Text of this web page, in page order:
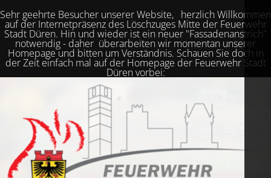
Sehr geehrte Besucher unserer Website, herzlich Willkommen
auf der Internetpräsenz des Löschzuges Mitte der Feuerwehr
Stadt Düren. Hin und wieder ist ein neuer "Fassadenanstrich"
notwendig - daher überarbeiten wir momentan unserer
Homepage und bitten um Verständnis. Schauen Sie doch in
der Zeit einfach mal auf der Homepage der Feuerwehr Stadt
Düren vorbei: